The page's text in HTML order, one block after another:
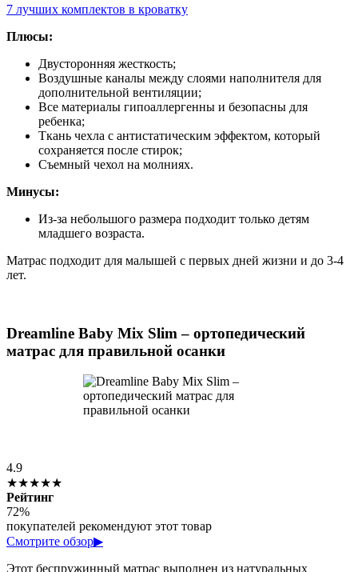
7 лучших комплектов в кроватку
Плюсы:
Двусторонняя жесткость;
Воздушные каналы между слоями наполнителя для
дополнительной вентиляции;
Все материалы гипоаллергенны и безопасны для
ребенка;
Ткань чехла с антистатическим эффектом, который
сохраняется после стирок;
Съемный чехол на молниях.
Минусы:
Из-за небольшого размера подходит только детям
младшего возраста.
Матрас подходит для малышей с первых дней жизни и до 3-4
лет.
Dreamline Baby Mix Slim – ортопедический
матрас для правильной осанки
4.9
★★★★★
Рейтинг
72%
покупателей рекомендуют этот товар
Смотрите обзор▶
Этот беспружинный матрас выполнен из натуральных